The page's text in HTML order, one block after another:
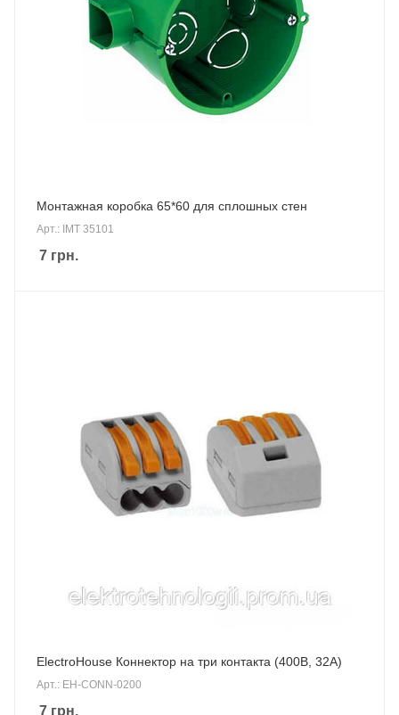
Монтажная коробкa 65*60 для сплошных стен
Арт.: IMT 35101
7 грн.
ElectroHouse Коннектор на три контакта (400В, 32А)
Арт.: EH-CONN-0200
7 грн.